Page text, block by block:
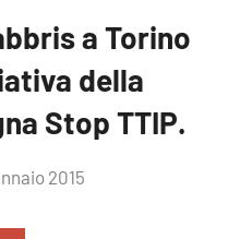
a Torino
della
Stop TTIP.
2015